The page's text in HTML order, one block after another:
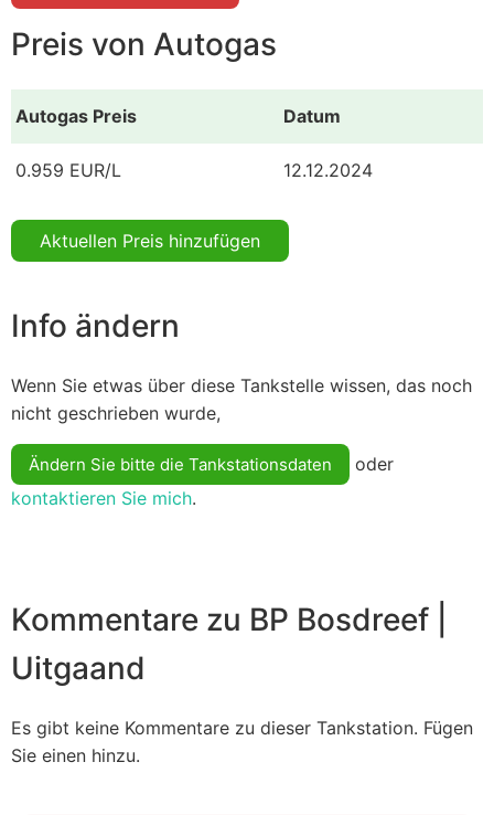
Preis von Autogas
Autogas Preis Datum
0.959 EUR/L 12.12.2024
Aktuellen Preis hinzufügen
Info ändern
Wenn Sie etwas über diese Tankstelle wissen, das noch
nicht geschrieben wurde,
Ändern Sie bitte die Tankstationsdaten
oder
kontaktieren Sie mich.
Kommentare zu BP Bosdreef |
Uitgaand
Es gibt keine Kommentare zu dieser Tankstation. Fügen
Sie einen hinzu.